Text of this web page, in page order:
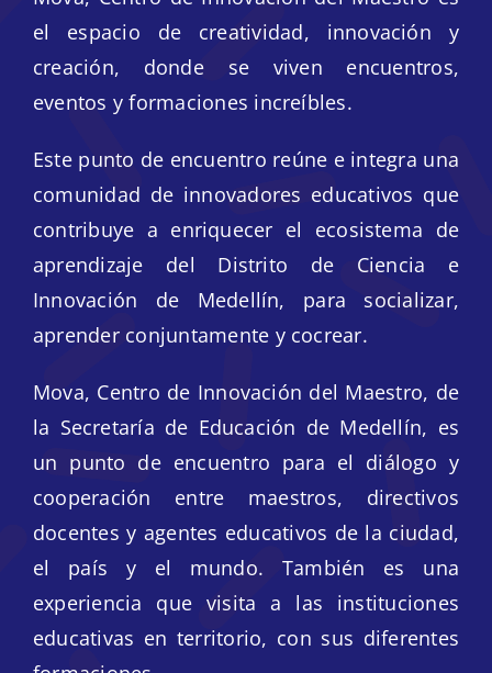
Líneas de formación
Talleres de sistematización
Estudios Postgraduales
Redes mova
el espacio de creatividad, innovación y
creación, donde se viven encuentros,
eventos y formaciones increíbles.
Este punto de encuentro reúne e integra una
comunidad de innovadores educativos que
contribuye a enriquecer el ecosistema de
aprendizaje del Distrito de Ciencia e
Innovación de Medellín, para socializar,
aprender conjuntamente y cocrear.
Mova, Centro de Innovación del Maestro, de
la Secretaría de Educación de Medellín, es
un punto de encuentro para el diálogo y
cooperación entre maestros, directivos
docentes y agentes educativos de la ciudad,
el país y el mundo. También es una
experiencia que visita a las instituciones
educativas en territorio, con sus diferentes